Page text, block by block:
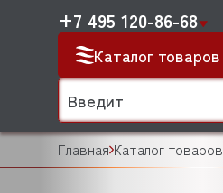
Каталог товаров
+7 495 120-86-68
Главная Каталог товаров